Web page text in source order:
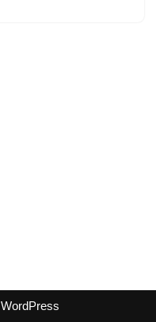
WordPress